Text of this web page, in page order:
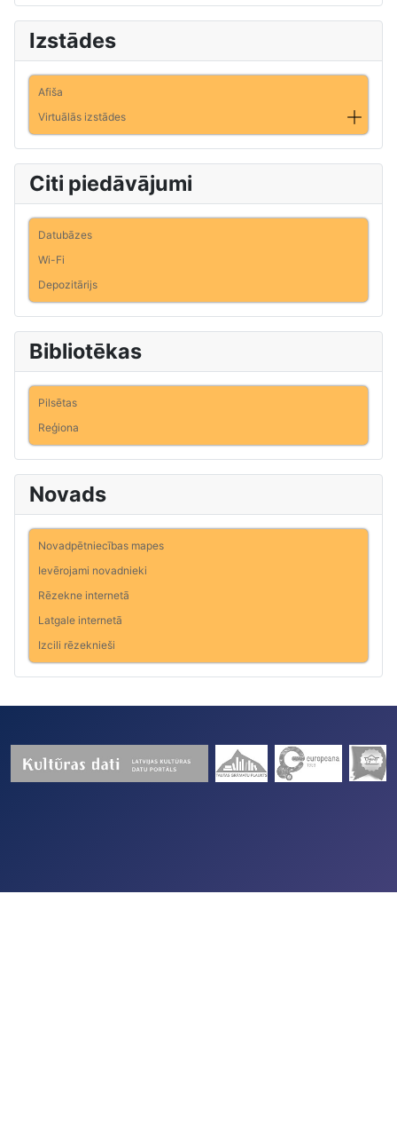
Izstādes
Afiša
Virtuālās izstādes
Citi piedāvājumi
Datubāzes
Wi-Fi
Depozitārijs
Bibliotēkas
Pilsētas
Reģiona
Novads
Novadpētniecības mapes
Ievērojami novadnieki
Rēzekne internetā
Latgale internetā
Izcili rēzeknieši